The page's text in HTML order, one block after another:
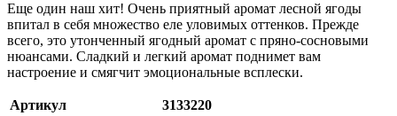
Еще один наш хит! Очень приятный аромат лесной ягоды
впитал в себя множество еле уловимых оттенков. Прежде
всего, это утонченный ягодный аромат с пряно-сосновыми
нюансами. Сладкий и легкий аромат поднимет вам
настроение и смягчит эмоциональные всплески.
Артикул
3133220